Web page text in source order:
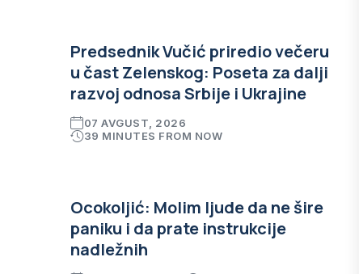
Predsednik Vučić priredio večeru
u čast Zelenskog: Poseta za dalji
razvoj odnosa Srbije i Ukrajine
07 AVGUST, 2026
39 MINUTES FROM NOW
Ocokoljić: Molim ljude da ne šire
paniku i da prate instrukcije
nadležnih